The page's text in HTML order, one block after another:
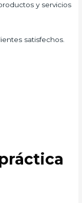
y servicios
satisfechos.